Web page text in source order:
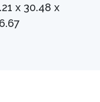
x 30.48 x